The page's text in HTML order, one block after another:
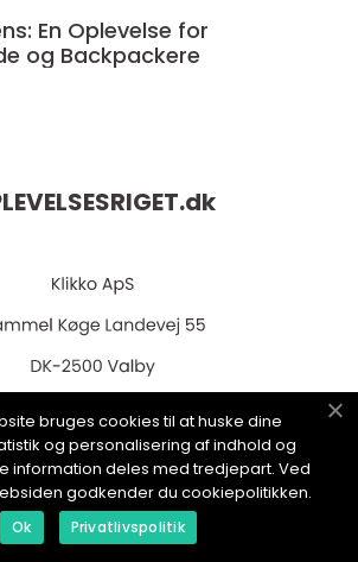
En Oplevelse for
og Backpackere
dk
web:www.klikko.dk
bruges cookies til at huske dine
og personalisering af indhold og
information deles med tredjepart. Ved
godkender du cookiepolitikken.
Ok Privatlivspolitik